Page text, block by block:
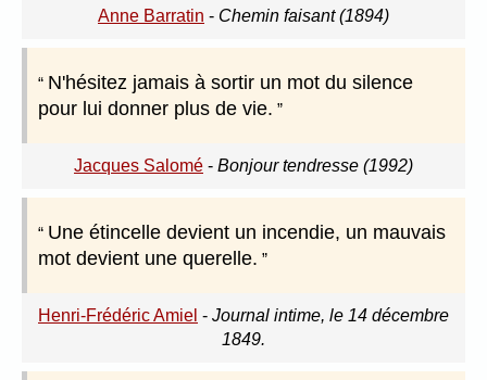
Anne Barratin - Chemin faisant (1894)
N'hésitez jamais à sortir un mot du silence
pour lui donner plus de vie.
Jacques Salomé - Bonjour tendresse (1992)
Une étincelle devient un incendie, un mauvais
mot devient une querelle.
Henri-Frédéric Amiel - Journal intime, le 14 décembre
1849.